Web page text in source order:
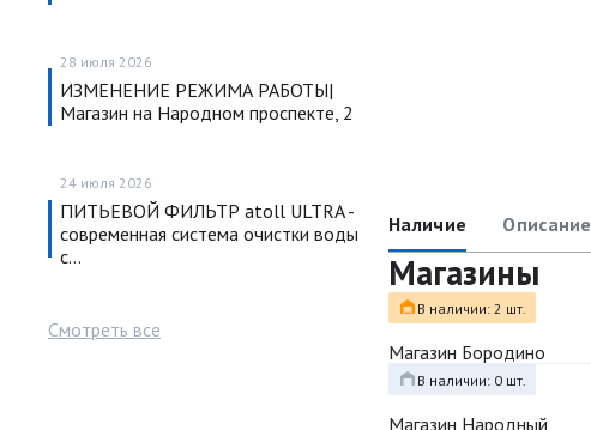
28 июля 2026
ИЗМЕНЕНИЕ РЕЖИМА РАБОТЫ|
Магазин на Народном проспекте, 2
24 июля 2026
ПИТЬЕВОЙ ФИЛЬТР atoll ULTRA -
современная система очистки воды
с…
Смотреть все
Наличие Описание
Магазины
В наличии: 2 шт.
Магазин Бородино
В наличии: 0 шт.
Магазин Народный